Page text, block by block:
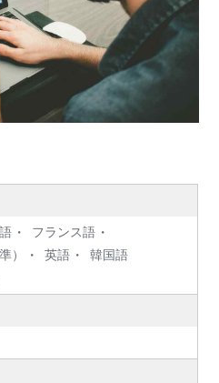
フランス語
） 英語
韓国語